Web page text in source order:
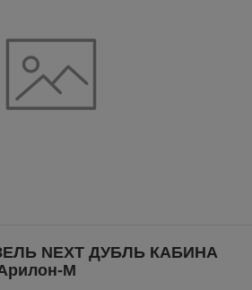
NEXT ДУБЛЬ КАБИНА
М